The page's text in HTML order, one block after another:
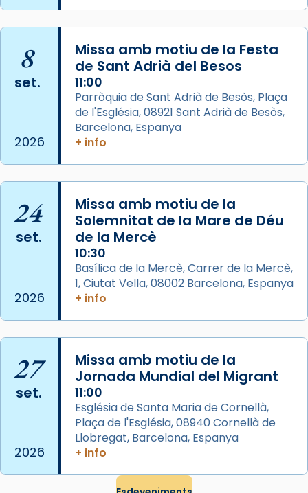
comitè organitzador de la visita apostòlica
del Sant Pare Lleó XIV a Barcelona, i als
col·laboradors, a la Catedral de Barcelona.
L’arquebisbe de Barcelona, el cardenal Joan
Josep Omella, ha presidit la missa i l’ha
concelebrat el bisbe auxiliar de Barcelona,
Mons. David Abadías.
📸 Dr. G. Simón
Photo
View on Facebook · Share
Arquebisbat de Barcelona
2 weeks ago
Memòria de les santes Juliana i
Semproniana, verges i màrtirs.
partir de l’Edat Mitjana sorgeix la tradició
que les santes Juliana (“relatiu a Júlia”) i
Semproniana (“relatiu a Semprònia =
eterna”) són deixebles seves. I l’any 1667, el
frare Joan Gaspar Roig, afirma en una obra
que les santes són filles de l’antiga Iluro.
les aconseguirà el 1772. L’ofici que es canta
8
set.
2026
Missa amb motiu de la Festa
de Sant Adrià del Besos
11:00
Parròquia de Sant Adrià de Besòs, Plaça
de l'Església, 08921 Sant Adrià de Besòs,
Barcelona, Espanya
+ info
24
set.
2026
Missa amb motiu de la
Solemnitat de la Mare de Déu
de la Mercè
10:30
Basílica de la Mercè, Carrer de la Mercè,
1, Ciutat Vella, 08002 Barcelona, Espanya
+ info
27
set.
2026
Missa amb motiu de la
Jornada Mundial del Migrant
11:00
Església de Santa Maria de Cornellà,
Plaça de l'Església, 08940 Cornellà de
Llobregat, Barcelona, Espanya
+ info